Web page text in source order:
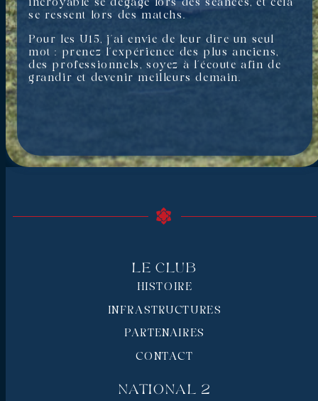
incroyable se dégage lors des séances, et cela
se ressent lors des matchs.
Pour les U15, j’ai envie de leur dire un seul
mot : prenez l’expérience des plus anciens,
des professionnels, soyez à l’écoute afin de
grandir et devenir meilleurs demain.
Le Club
HISTOIRE
INFRASTRUCTURES
PARTENAIRES
CONTACT
National 2